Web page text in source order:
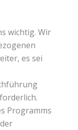
wichtig. Wir
es sei
Programms